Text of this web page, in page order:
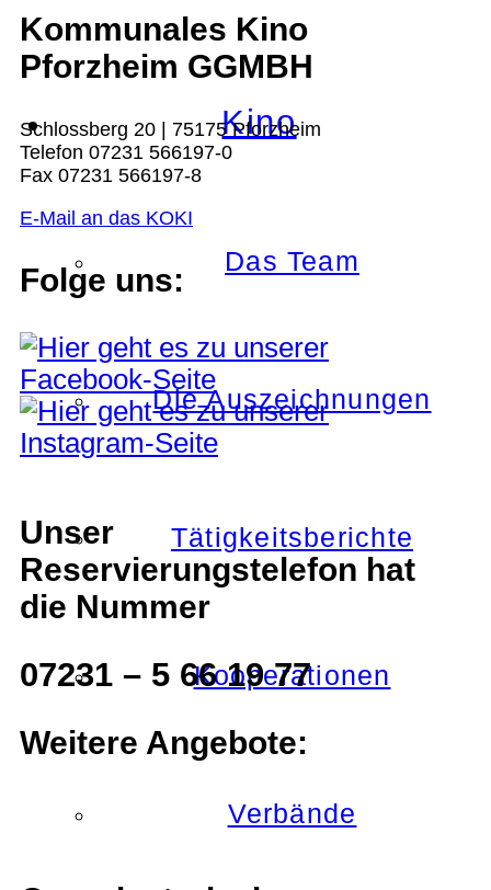
Kino
Das Team
Die Auszeichnungen
Tätigkeitsberichte
Kooperationen
Verbände
Kommunales Kino
Pforzheim GGMBH
Schlossberg 20 | 75175 Pforzheim
Telefon 07231 566197-0
Fax 07231 566197-8
E-Mail an das KOKI
Folge uns:
Unser
Reservierungstelefon hat
die Nummer
07231 – 5 66 19 77
Weitere Angebote: